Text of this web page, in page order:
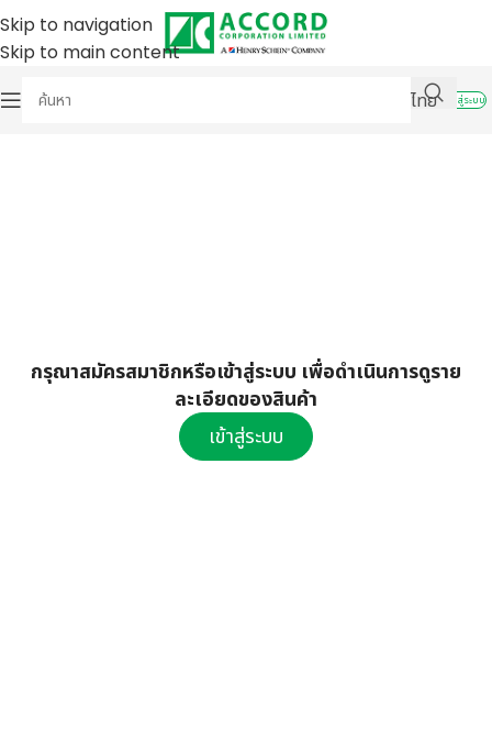
Skip to navigation
Skip to main content
ไทย
เข้าสู่ระบบ
กรุณาสมัครสมาชิกหรือเข้าสู่ระบบ เพื่อดำเนินการดูราย
ละเอียดของสินค้า
เข้าสู่ระบบ